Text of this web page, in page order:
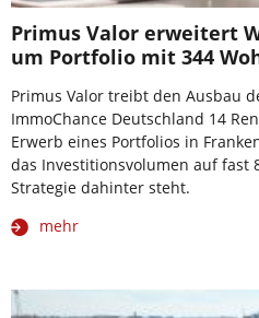
Primus Valor erweitert
um Portfolio mit 344
Primus Valor treibt den Ausbau
ImmoChance Deutschland 14
Erwerb eines Portfolios in
das Investitionsvolumen auf fast
Strategie dahinter steht.
mehr